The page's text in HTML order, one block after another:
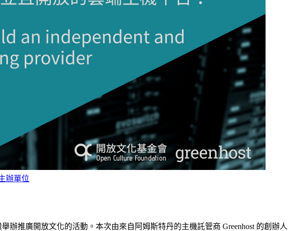
辦單位
辦推廣開放文化的活動。本次由來自阿姆斯特丹的主機託管商 Greenhost 的創辦